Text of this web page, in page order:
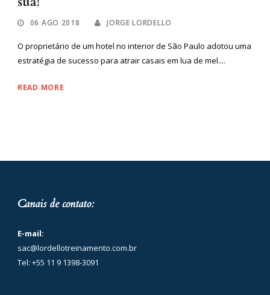
06 AGO 2018 JORGE LORDELLO
O proprietário de um hotel no interior de São Paulo adotou uma
estratégia de sucesso para atrair casais em lua de mel....
READ MORE
Canais de contato:
E-mail:
sac@lordellotreinamento.com.br
Tel: +55 11 9 1398-3091